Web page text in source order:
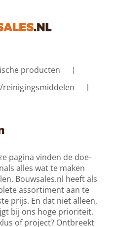
producten
pagina vinden de doe-
alles wat te maken
Bouwsales.nl heeft als
assortiment aan te
prijs. En dat niet alleen,
bij ons hoge prioriteit.
of project? Ontbreekt